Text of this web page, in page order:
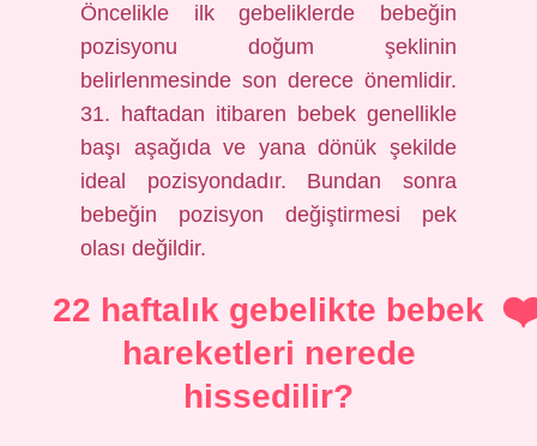
Öncelikle ilk gebeliklerde bebeğin
pozisyonu doğum şeklinin
belirlenmesinde son derece önemlidir.
31. haftadan itibaren bebek genellikle
başı aşağıda ve yana dönük şekilde
ideal pozisyondadır. Bundan sonra
bebeğin pozisyon değiştirmesi pek
olası değildir.
22 haftalık gebelikte bebek
hareketleri nerede
hissedilir?